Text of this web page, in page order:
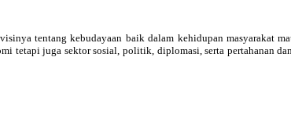
tentang kebudayaan baik dalam kehidupan masyarakat
tetapi juga sektor sosial, politik, diplomasi, serta pertahanan